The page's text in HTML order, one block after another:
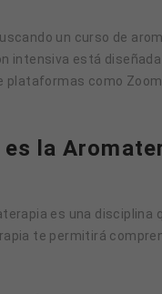
un curso de
intensiva está
plataformas como
es la
es una
te permitirá